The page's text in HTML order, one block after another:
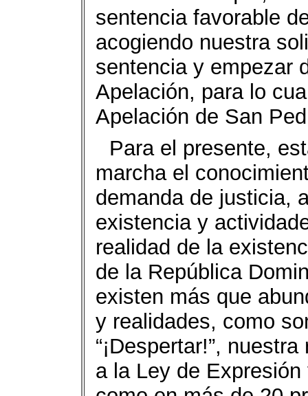
sentencia favorable
acogiendo nuestra
sentencia y empezar
Apelación, para lo
Apelación de San
Para el presente,
marcha el
demanda de justicia,
existencia y
realidad de la
de la República
existen más que
y realidades, como
“¡Despertar!”,
a la Ley de